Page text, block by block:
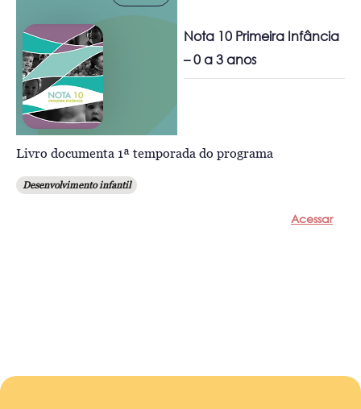
Nota 10 Primeira Infância
– 0 a 3 anos
Livro documenta 1ª temporada do programa
Desenvolvimento infantil
Acessar